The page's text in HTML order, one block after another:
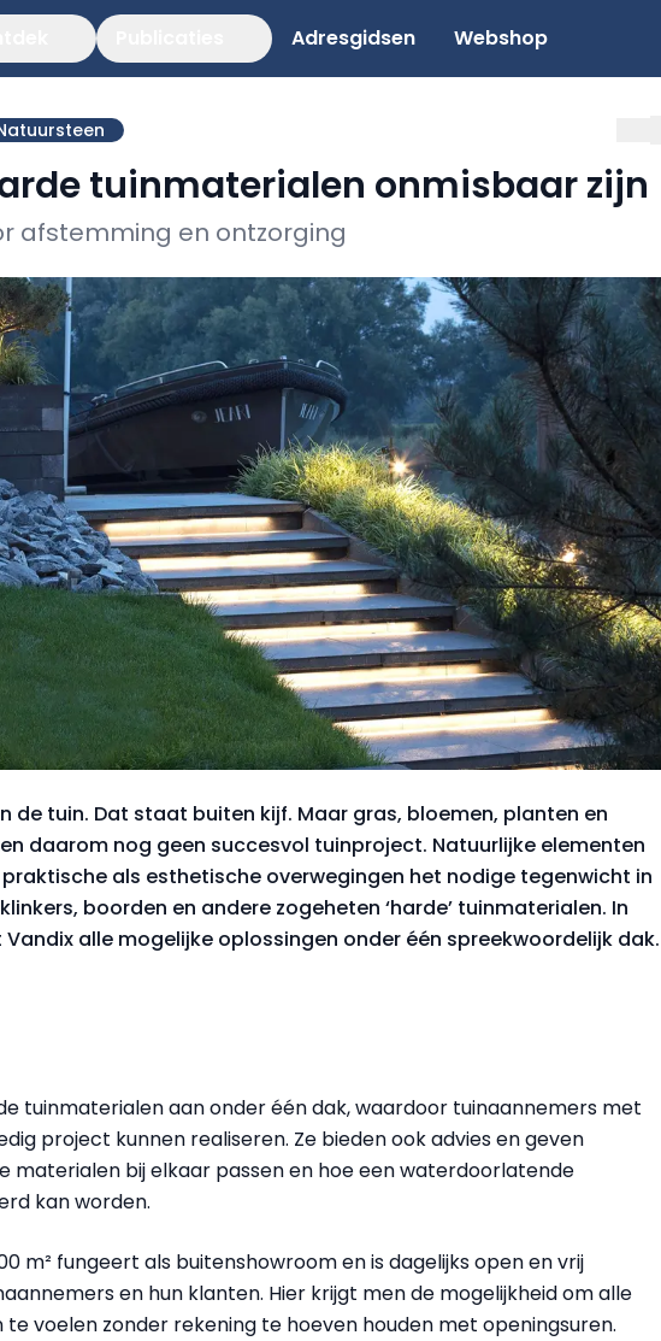
Adresgidsen Webshop
tuinmaterialen onmisbaar zijn
afstemming en ontzorging
de tuin. Dat staat buiten kijf. Maar gras, bloemen, planten en
daarom nog geen succesvol tuinproject. Natuurlijke elementen
als esthetische overwegingen het nodige tegenwicht in
boorden en andere zogeheten ‘harde’ tuinmaterialen. In
alle mogelijke oplossingen onder één spreekwoordelijk dak.
tuinmaterialen aan onder één dak, waardoor tuinaannemers met
project kunnen realiseren. Ze bieden ook advies en geven
materialen bij elkaar passen en hoe een waterdoorlatende
kan worden.
m² fungeert als buitenshowroom en is dagelijks open en vrij
en hun klanten. Hier krijgt men de mogelijkheid om alle
voelen zonder rekening te hoeven houden met openingsuren.